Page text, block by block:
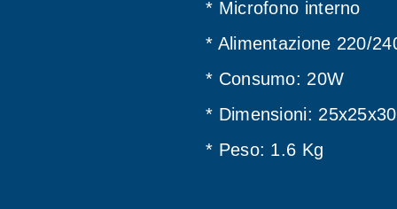
* Microfono interno
* Alimentazione 220/
* Consumo: 20W
* Dimensioni:
* Peso: 1.6 Kg